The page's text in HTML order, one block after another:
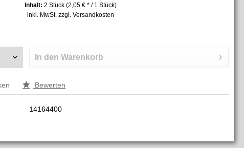
Inhalt: 2 Stück (2,05 € * / 1 Stück)
inkl. MwSt. zzgl. Versandkosten
In den Warenkorb
Bewerten
14164400